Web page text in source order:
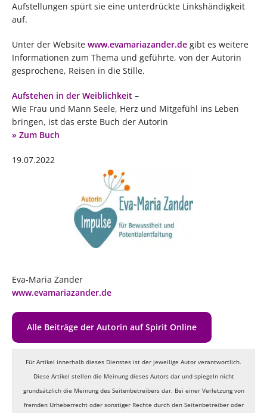
Aufstellungen spürt sie eine unterdrückte Linkshändigkeit
auf.
Unter der Website www.evamariazander.de gibt es weitere
Informationen zum Thema und geführte, von der Autorin
gesprochene, Reisen in die Stille.
Aufstehen in der Weiblichkeit –
Wie Frau und Mann Seele, Herz und Mitgefühl ins Leben
bringen, ist das erste Buch der Autorin
» Zum Buch
19.07.2022
Eva-Maria Zander
www.evamariazander.de
Alle Beiträge der Autorin auf Spirit Online
Für Artikel innerhalb dieses Dienstes ist der jeweilige Autor verantwortlich.
Diese Artikel stellen die Meinung dieses Autors dar und spiegeln nicht
grundsätzlich die Meinung des Seitenbetreibers dar. Bei einer Verletzung von
fremden Urheberrecht oder sonstiger Rechte durch den Seitenbetreiber oder